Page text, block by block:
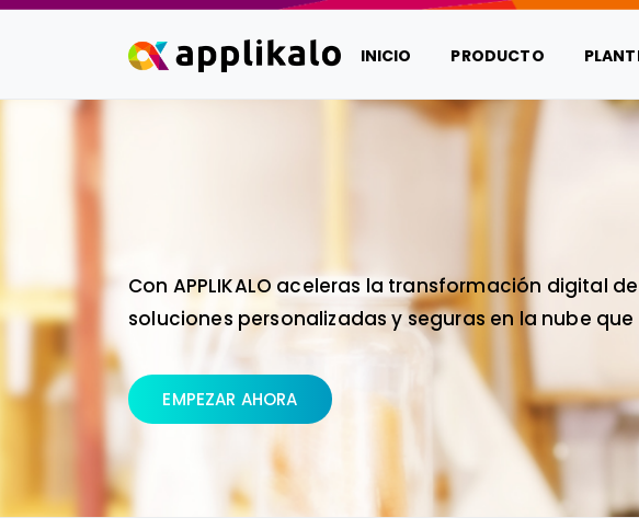
INICIO PRODUCTO
Con APPLIKALO aceleras la transformación digital
soluciones personalizadas y seguras en la nube
EMPEZAR AHORA